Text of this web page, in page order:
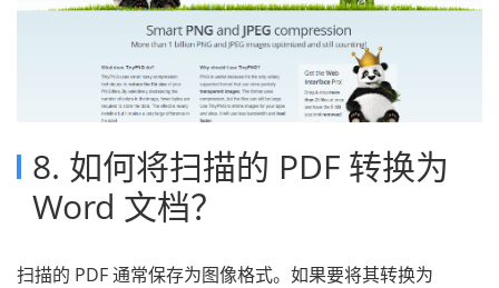
8. 如何将扫描的 PDF 转换为
Word 文档？
扫描的 PDF 通常保存为图像格式。如果要将其转换为